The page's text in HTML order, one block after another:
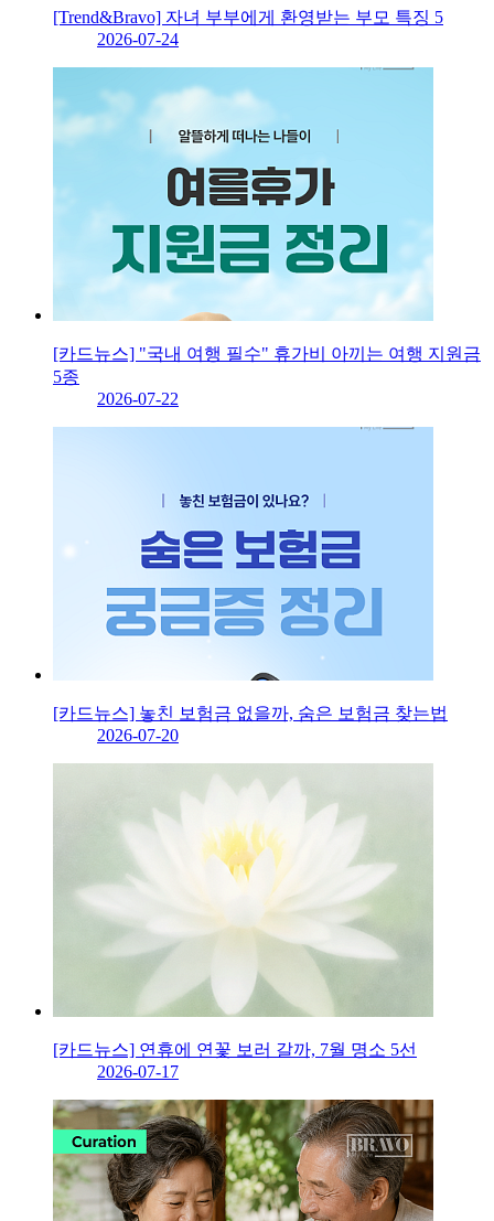
[Trend&Bravo] 자녀 부부에게 환영받는 부모 특징 5
2026-07-24
[카드뉴스] "국내 여행 필수" 휴가비 아끼는 여행 지원금
5종
2026-07-22
[카드뉴스] 놓친 보험금 없을까, 숨은 보험금 찾는법
2026-07-20
[카드뉴스] 연휴에 연꽃 보러 갈까, 7월 명소 5선
2026-07-17